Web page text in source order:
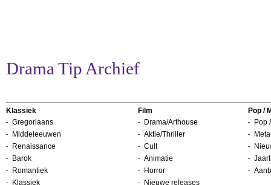
Drama Tip Archief
Klassiek
Gregoriaans
Middeleeuwen
Renaissance
Barok
Romantiek
Klassiek
Film
Drama/Arthouse
Aktie/Thriller
Cult
Animatie
Horror
Nieuwe releases
Pop /
Pop